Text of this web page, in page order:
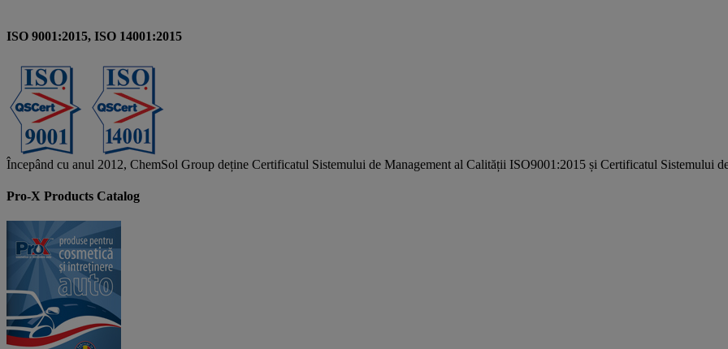
ISO 9001:2015, ISO 14001:2015
Începând cu anul 2012, ChemSol Group deține Certificatul Sistemului de Management al Calității ISO9001:2015 și Certificatul Sistemului
Pro-X Products Catalog